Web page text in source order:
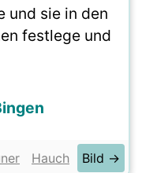
und sie in den
festlege und
Hauch Bild →